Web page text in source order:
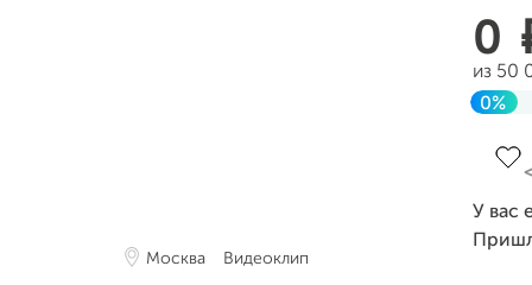
Москва Видеоклип
0
из 50
0%
У вас